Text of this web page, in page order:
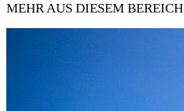
MEHR AUS DIESEM BEREICH